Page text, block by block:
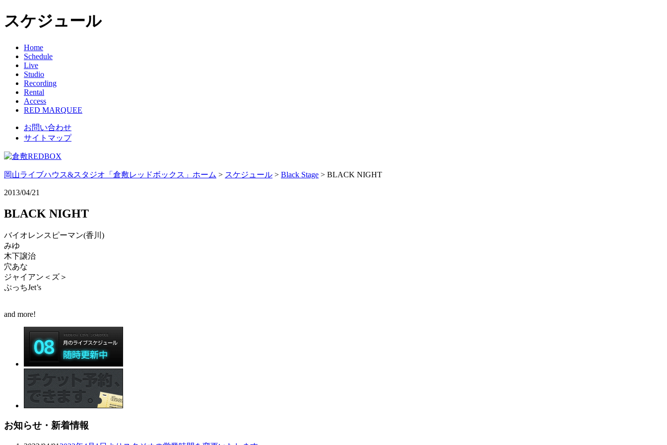
スケジュール
Home
Schedule
Live
Studio
Recording
Rental
Access
RED MARQUEE
お問い合わせ
サイトマップ
岡山ライブハウス&スタジオ「倉敷レッドボックス」ホーム > スケジュール > Black Stage > BLACK NIGHT
2013/04/21
BLACK NIGHT
バイオレンスピーマン(香川)
みゆ
木下譲治
穴あな
ジャイアン＜ズ＞
ぷっちJet’s
and more!
お知らせ・新着情報